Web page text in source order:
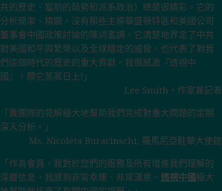
共的歷史、當前的局勢和派系政治）總是很精彩。它的
分析簡潔、精闢，沒有那些主導華盛頓特區和美國公司
董事會中國政策討論的陳詞濫調。它清楚地界定了中共
對美國和平與繁榮以及全球穩定的威脅，也代表了對我
們這個時代的歷史的重大貢獻。我很感激『透視中
國』，願它蒸蒸日上!」
Lee Smith，作家兼記者
「貴團隊的見解極大地幫助我們完成對重大問題的定期
深入分析。」
Ms. Nicoleta Buracinschi, 羅馬尼亞駐華大使館
「作為會員，我對於您們的服務及所有增進我們理解的
深層信息，我感到非常幸運、非常滿意。 透視中國極大